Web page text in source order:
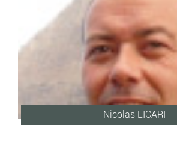
Nicolas LICARI